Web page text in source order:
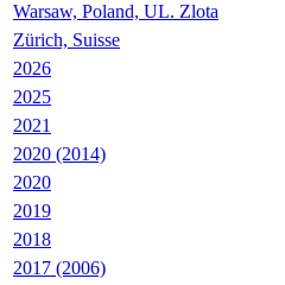
Warsaw, Poland, UL. Zlota
Zürich, Suisse
2026
2025
2021
2020 (2014)
2020
2019
2018
2017 (2006)